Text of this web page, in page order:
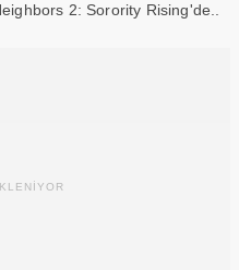
2: Sorority Rising'de..